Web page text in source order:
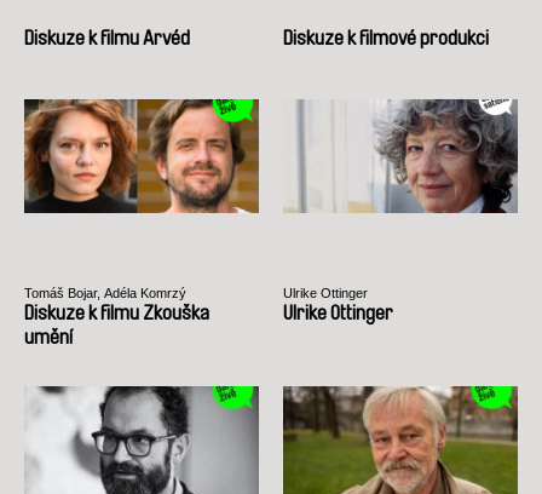
Diskuze k filmu Arvéd Diskuze k filmové produkci
Tomáš Bojar, Adéla Komrzý
Diskuze k filmu Zkouška
umění
Ulrike Ottinger
Ulrike Ottinger